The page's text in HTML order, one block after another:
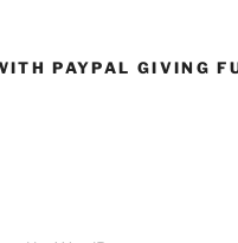
PAYPAL GIVING